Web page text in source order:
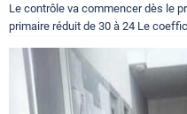
Le contrôle va commencer dès le
primaire réduit de 30 à 24 Le